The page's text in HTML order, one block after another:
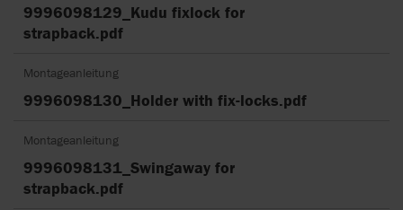
9996098129_Kudu fixlock for
strapback.pdf
Montageanleitung
9996098130_Holder with fix-locks.pdf
Montageanleitung
9996098131_Swingaway for
strapback.pdf